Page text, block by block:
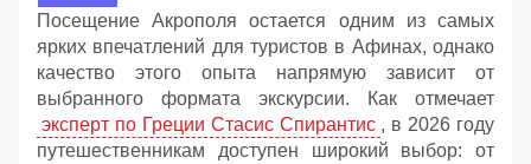
Посещение Акрополя остается одним из самых
ярких впечатлений для туристов в Афинах, однако
качество этого опыта напрямую зависит от
выбранного формата экскурсии. Как отмечает
эксперт по Греции Стасис Спирантис , в 2026 году
путешественникам доступен широкий выбор: от